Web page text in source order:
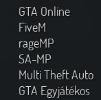
GTA Online
FiveM
rageMP
SA-MP
Multi Theft Auto
GTA Egyjátékos